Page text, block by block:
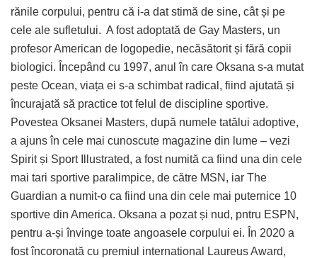
rănile corpului, pentru că i-a dat stimă de sine, cât și pe
cele ale sufletului. A fost adoptată de Gay Masters, un
profesor American de logopedie, necăsătorit și fără copii
biologici. Începând cu 1997, anul în care Oksana s-a mutat
peste Ocean, viața ei s-a schimbat radical, fiind ajutată și
încurajată să practice tot felul de discipline sportive.
Povestea Oksanei Masters, după numele tatălui adoptive,
a ajuns în cele mai cunoscute magazine din lume – vezi
Spirit și Sport Illustrated, a fost numită ca fiind una din cele
mai tari sportive paralimpice, de către MSN, iar The
Guardian a numit-o ca fiind una din cele mai puternice 10
sportive din America. Oksana a pozat și nud, pntru ESPN,
pentru a-și învinge toate angoasele corpului ei. În 2020 a
fost încoronată cu premiul international Laureus Award,